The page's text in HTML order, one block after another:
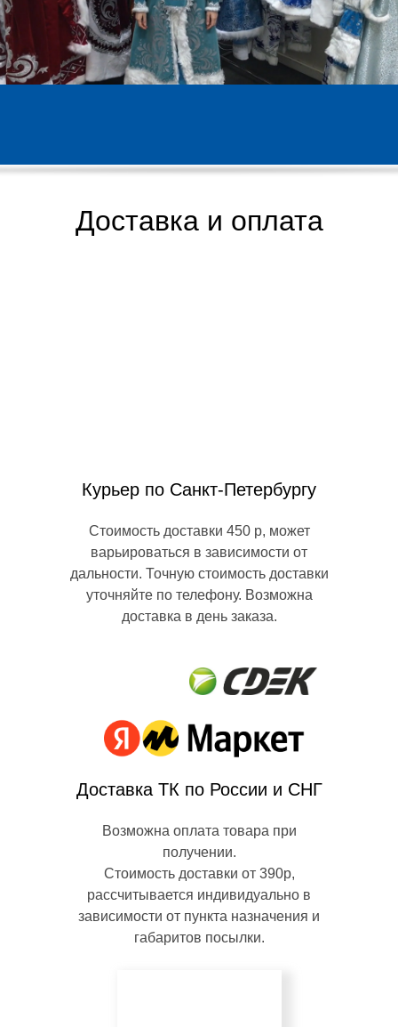
Доставка и оплата
Курьер по Санкт-Петербургу
Стоимость доставки 450 р, может
варьироваться в зависимости от
дальности. Точную стоимость доставки
уточняйте по телефону. Возможна
доставка в день заказа.
Доставка ТК по России и СНГ
Возможна оплата товара при
получении.
Стоимость доставки от 390р,
рассчитывается индивидуально в
зависимости от пункта назначения и
габаритов посылки.